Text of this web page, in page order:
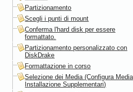
Partizionamento
Scegli i punti di mount
Conferma l'hard disk per essere
formattato.
Partizionamento personalizzato con
DiskDrake
Formattazione in corso
Selezione dei Media (Configura
Installazione Supplementari)